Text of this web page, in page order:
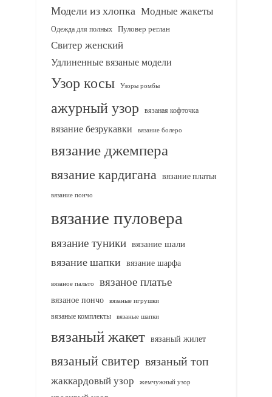
Модели из хлопка Модные жакеты
Одежда для полных Пуловер реглан
Свитер женский
Удлиненные вязаные модели
Узор косы Узоры ромбы
ажурный узор вязаная кофточка
вязание безрукавки вязание болеро
вязание джемпера
вязание кардигана вязание платья
вязание пончо
вязание пуловера
вязание туники вязание шали
вязание шапки вязание шарфа
вязаное пальто вязаное платье
вязаное пончо вязаные игрушки
вязаные комплекты
вязаные шапки
вязаный жакет вязаный жилет
вязаный свитер вязаный топ
жаккардовый узор жемчужный узор